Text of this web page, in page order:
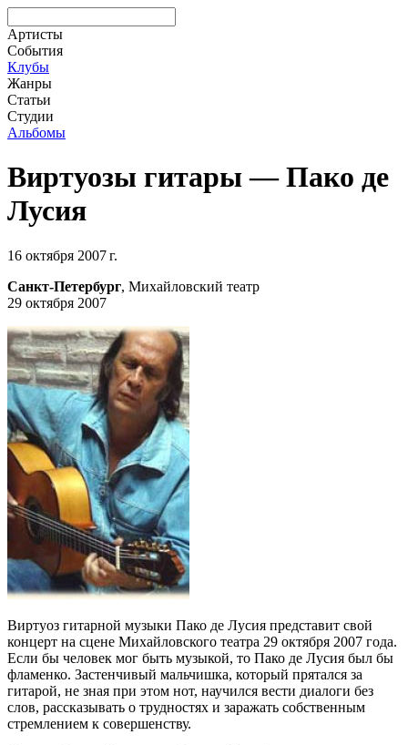
Артисты
События
Клубы
Жанры
Статьи
Студии
Альбомы
Виртуозы гитары — Пако де
Лусия
16 октября 2007 г.
Санкт-Петербург, Михайловский театр
29 октября 2007
Виртуоз гитарной музыки Пако де Лусия представит свой
концерт на сцене Михайловского театра 29 октября 2007 года.
Если бы человек мог быть музыкой, то Пако де Лусия был бы
фламенко. Застенчивый мальчишка, который прятался за
гитарой, не зная при этом нот, научился вести диалоги без
слов, рассказывать о трудностях и заражать собственным
стремлением к совершенству.